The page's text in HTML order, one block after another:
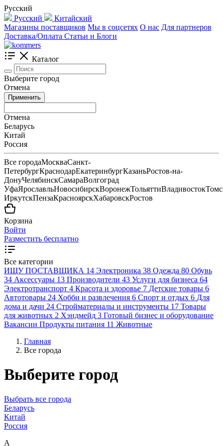
Русский
Русский
Китайский
Магазины поставщиков Мы в соцсетях О нас Для партнеров
Доставка/Оплата Статьи и Блоги
Каталог
Выберите город
Отмена
Применить
Отмена
Беларусь
Китай
Россия
Все городаМоскваСанкт-
ПетербургКраснодарЕкатеринбургКазаньРостов-на-
ДонуЧелябинскСамараВолгоград
УфаЯрославльНовосибирскВоронежТольяттиВладивосток
ИркутскПензаКрасноярскХабаровскРостов
Корзина
Войти
Разместить бесплатно
Все категории
ИЩУ ПОСТАВЩИКА 14 Электроника 38 Одежда 80 Обувь
34 Аксессуары 13 Производители 43 Услуги для бизнеса 64
Электротранспорт 4 Красота и здоровье 7 Детские товары 6
Автотовары 24 Хобби и развлечения 6 Спорт и отдых 6 Для
дома и дачи 24 Стройматериалы и инструменты 17 Товары
для животных 2 Хэндмейд 3 Готовый бизнес и оборудование
Вакансии Продукты питания 11 Животные
Главная
Все города
Выберите город
Выбрать все города
Беларусь
Китай
Россия
А